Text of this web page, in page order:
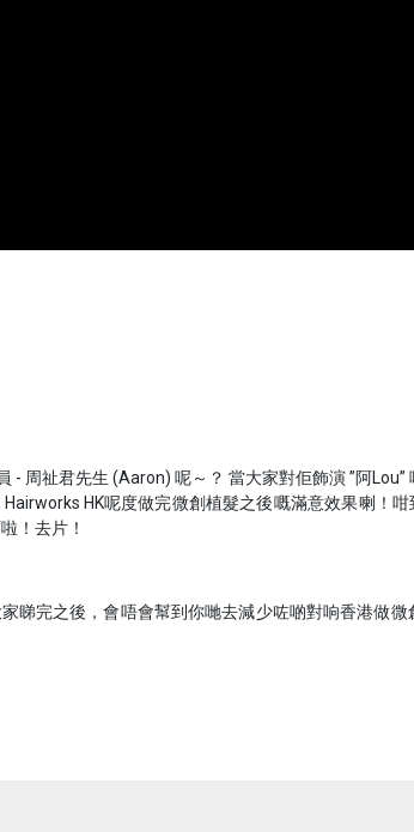
周祉君先生 (Aaron) 呢～？ 當大家對佢飾演 ”阿
HK呢度做完微創植髮之後嘅滿意效果喇！
！去片！
完之後，會唔會幫到你哋去減少咗啲對响香港做